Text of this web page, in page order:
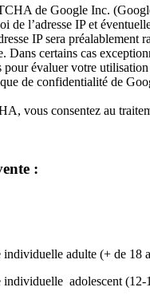
de Google Inc.
de l’adresse IP et
IP sera préalablement
Dans certains cas
évaluer votre
de confidentialité de
vous consentez au
:
individuelle adulte (+ de 18
individuelle adolescent (12-